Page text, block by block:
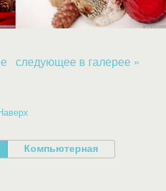
следующее в галерее »
Компьютерная